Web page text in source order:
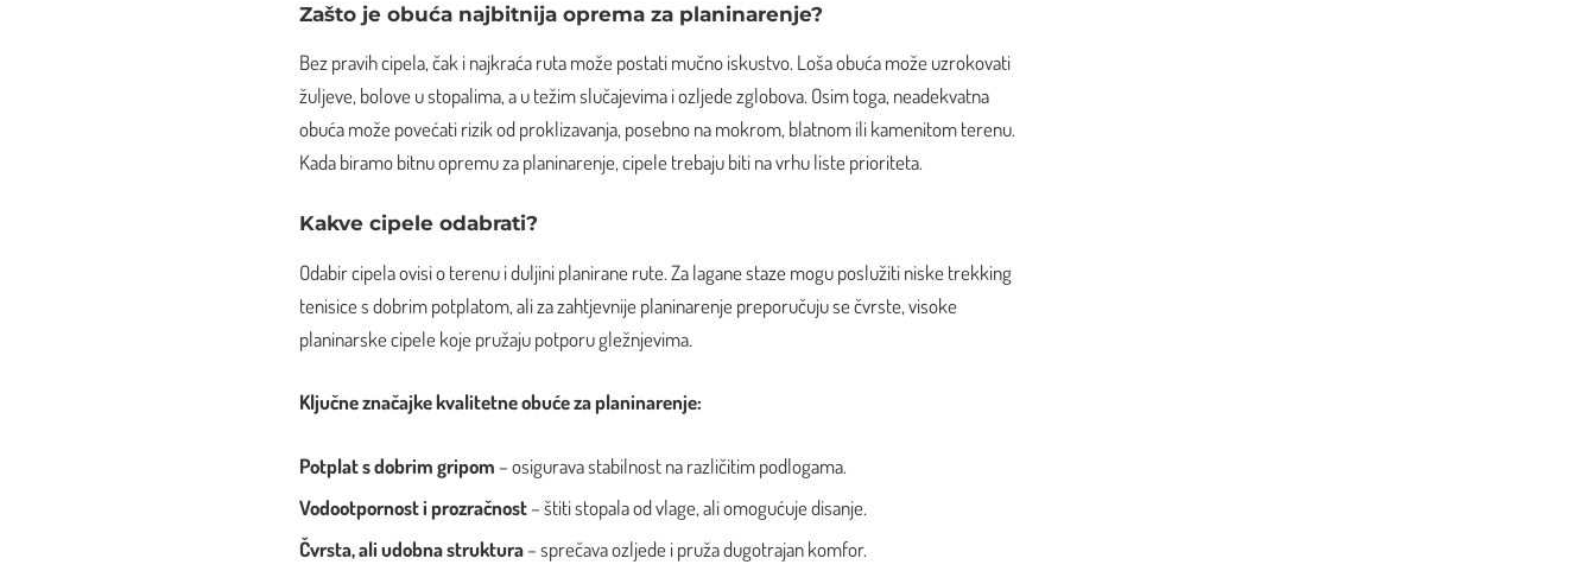
Zašto je obuća najbitnija oprema za planinarenje?
Bez pravih cipela, čak i najkraća ruta može postati mučno iskustvo. Loša obuća može uzrokovati
žuljeve, bolove u stopalima, a u težim slučajevima i ozljede zglobova. Osim toga, neadekvatna
obuća može povećati rizik od proklizavanja, posebno na mokrom, blatnom ili kamenitom terenu.
Kada biramo bitnu opremu za planinarenje, cipele trebaju biti na vrhu liste prioriteta.
Kakve cipele odabrati?
Odabir cipela ovisi o terenu i duljini planirane rute. Za lagane staze mogu poslužiti niske trekking
tenisice s dobrim potplatom, ali za zahtjevnije planinarenje preporučuju se čvrste, visoke
planinarske cipele koje pružaju potporu gležnjevima.
Ključne značajke kvalitetne obuće za planinarenje:
Potplat s dobrim gripom – osigurava stabilnost na različitim podlogama.
Vodootpornost i prozračnost– štiti stopala od vlage, ali omogućuje disanje.
Čvrsta, ali udobna struktura– sprečava ozljede i pruža dugotrajan komfor.